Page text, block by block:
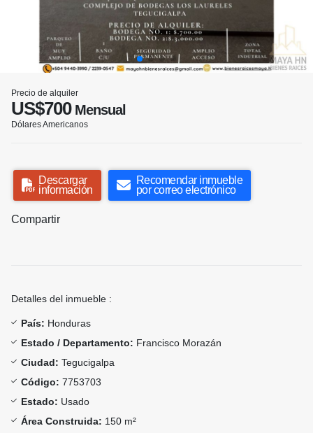
Precio de alquiler
US$700Mensual
Dólares Americanos
Descargar
información
Recomendar inmueble
por correo electrónico
Compartir
Detalles del inmueble :
País: Honduras
Estado / Departamento: Francisco Morazán
Ciudad: Tegucigalpa
Código: 7753703
Estado: Usado
Área Construida: 150 m²